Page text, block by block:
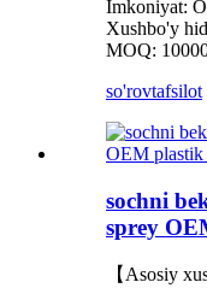
Imkoniyat:
Xushbo'y
MOQ:
so'rovtafsilot
sochni
sprey
【Asosiy